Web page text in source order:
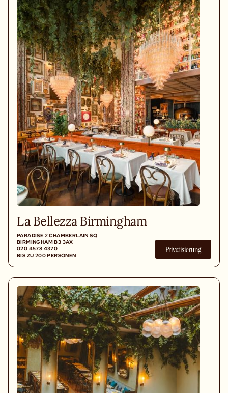
La Bellezza Birmingham
PARADISE 2 CHAMBERLAIN SQ
BIRMINGHAM B3 3AX
020 4578 4370
BIS ZU 200 PERSONEN
Privatisierung